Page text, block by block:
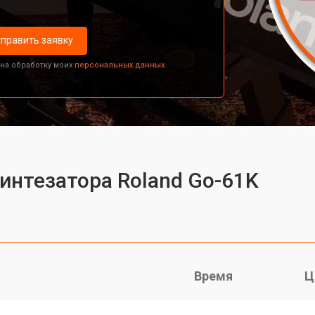
заявку
обработку моих персональных данных.
Roland Go-61K
Время